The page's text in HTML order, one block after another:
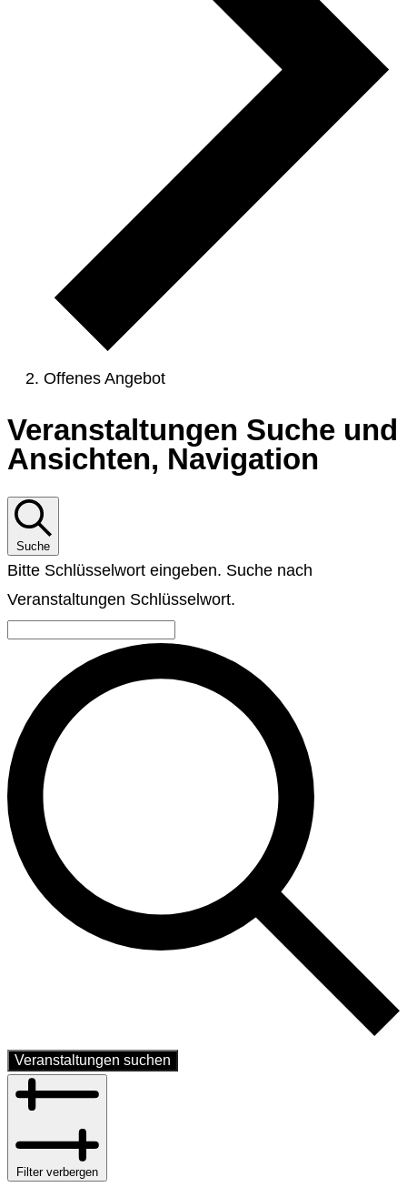
Offenes Angebot
Veranstaltungen
Veranstaltungen Suche und
Ansichten, Navigation
Suche
Bitte Schlüsselwort eingeben. Suche nach
Veranstaltungen Schlüsselwort.
Veranstaltungen suchen
Filter verbergen